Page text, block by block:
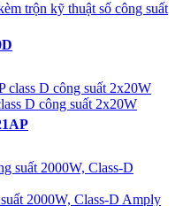
trộn kỹ thuật số công suất
D công suất 2x20W
2000W, Class-D Amply